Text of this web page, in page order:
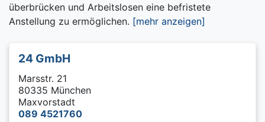
überbrücken und Arbeitslosen eine befristete
Anstellung zu ermöglichen. [mehr anzeigen]
24 GmbH
Marsstr. 21
80335 München
Maxvorstadt
089 4521760